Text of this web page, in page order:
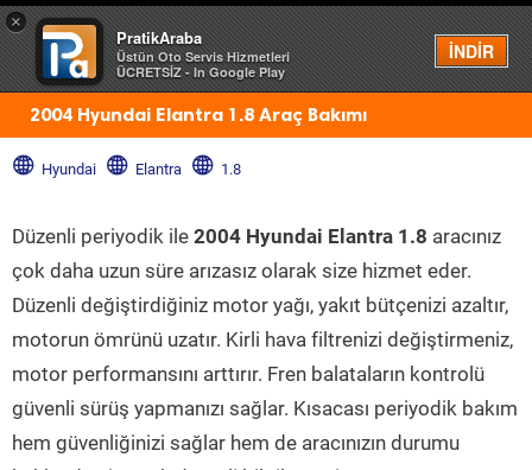
×
PratikAraba
Üstün Oto Servis Hizmetleri
ÜCRETSİZ - In Google Play
İNDİR
Menü
2004 Hyundai Elantra 1.8 Araç Bakımı
Hyundai Elantra 1.8
Düzenli periyodik ile 2004 Hyundai Elantra 1.8 aracınız
çok daha uzun süre arızasız olarak size hizmet eder.
Düzenli değiştirdiğiniz motor yağı, yakıt bütçenizi azaltır,
motorun ömrünü uzatır. Kirli hava filtrenizi değiştirmeniz,
motor performansını arttırır. Fren balataların kontrolü
güvenli sürüş yapmanızı sağlar. Kısacası periyodik bakım
hem güvenliğinizi sağlar hem de aracınızın durumu